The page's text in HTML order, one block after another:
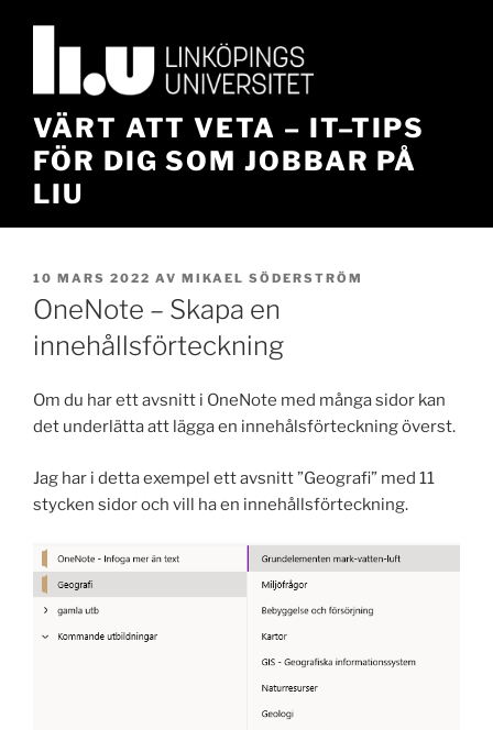
VÄRT ATT VETA – IT–TIPS
FÖR DIG SOM JOBBAR PÅ
LIU
PUBLICERAT
10 MARS 2022 AV MIKAEL SÖDERSTRÖM
OneNote – Skapa en
innehållsförteckning
Om du har ett avsnitt i OneNote med många sidor kan
det underlätta att lägga en innehålsförteckning överst.
Jag har i detta exempel ett avsnitt ”Geografi” med 11
stycken sidor och vill ha en innehållsförteckning.